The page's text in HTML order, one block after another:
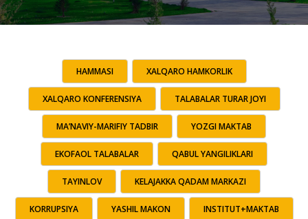
HAMMASI XALQARO HAMKORLIK
XALQARO KONFERENSIYA TALABALAR TURAR JOYI
MA’NAVIY-MARIFIY TADBIR YOZGI MAKTAB
EKOFAOL TALABALAR QABUL YANGILIKLARI
TAYINLOV KELAJAKKA QADAM MARKAZI
KORRUPSIYA YASHIL MAKON INSTITUT+MAKTAB